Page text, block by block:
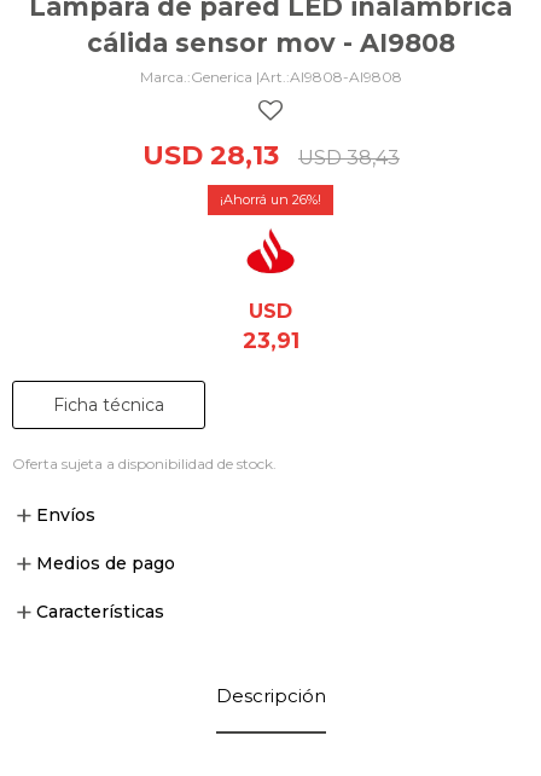
Lámpara de pared LED inalámbrica
cálida sensor mov - AI9808
Generica | AI9808-AI9808
USD 28,13 USD 38,43
26
USD
23,91
Ficha técnica
Oferta sujeta a disponibilidad de stock.
Envíos
Medios de pago
Características
Descripción